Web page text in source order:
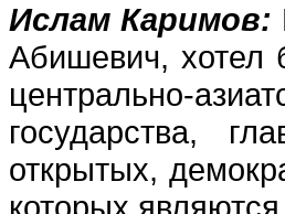
Ислам Каримов:
Абишевич, хотел
центрально-
государства,
открытых,